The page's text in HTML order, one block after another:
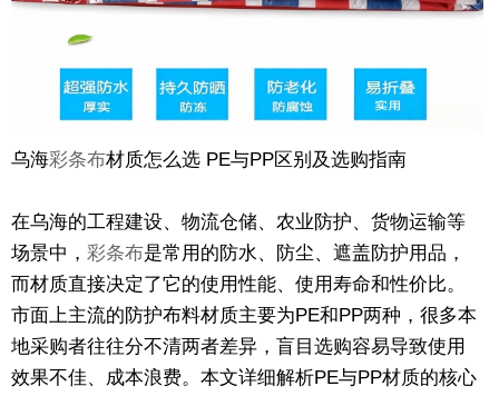
乌海彩条布材质怎么选 PE与PP区别及选购指南
在乌海的工程建设、物流仓储、农业防护、货物运输等
场景中， 彩条布是常用的防水、防尘、遮盖防护用品，
而材质直接决定了它的使用性能、使用寿命和性价比。
市面上主流的防护布料材质主要为PE和PP两种，很多本
地采购者往往分不清两者差异，盲目选购容易导致使用
效果不佳、成本浪费。本文详细解析PE与PP材质的核心